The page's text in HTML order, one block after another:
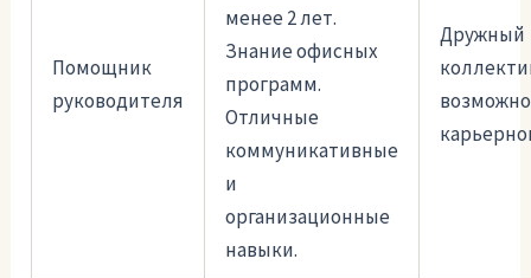
Помощник
руководителя
менее 2 лет.
Знание офисных
программ.
Отличные
коммуникативные
и
организационные
навыки.
Дружный